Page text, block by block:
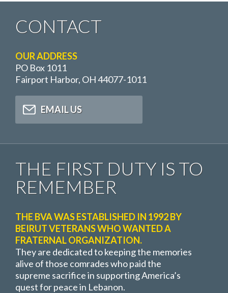
CONTACT
OUR ADDRESS
PO Box 1011
Fairport Harbor, OH 44077-1011
EMAIL US
THE FIRST DUTY IS TO
REMEMBER
THE BVA WAS ESTABLISHED IN 1992 BY
BEIRUT VETERANS WHO WANTED A
FRATERNAL ORGANIZATION.
They are dedicated to keeping the memories
alive of those comrades who paid the
supreme sacrifice in supporting America’s
quest for peace in Lebanon.